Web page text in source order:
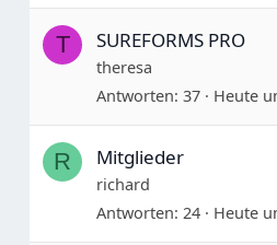
T SUREFORMS PRO
theresa
Antworten 37 Heute
R Mitglieder
richard
Antworten 24 Heute